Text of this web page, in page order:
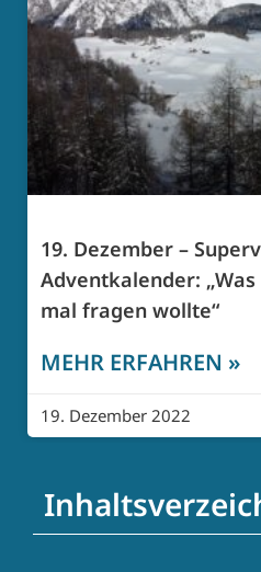
19. Dezember –
Adventkalender:
mal fragen wollte“
MEHR ERFAHREN »
19. Dezember 2022